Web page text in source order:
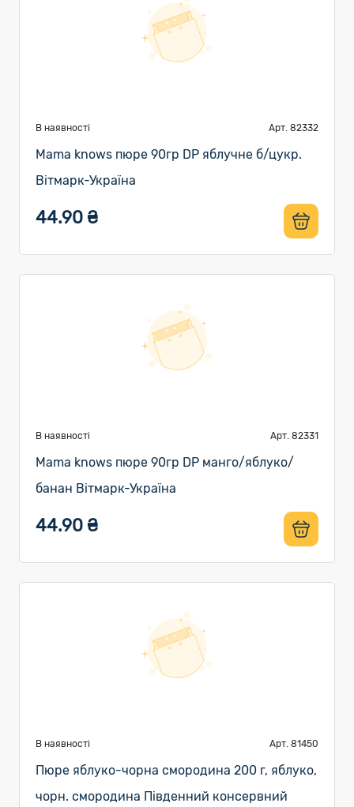
В наявності Арт. 82332
Mama knows пюре 90гр DP яблучне б/цукр.
Вітмарк-Україна
44.90 ₴
В наявності Арт. 82331
Mama knows пюре 90гр DP манго/яблуко/
банан Вітмарк-Україна
44.90 ₴
В наявності Арт. 81450
Пюре яблуко-чорна смородина 200 г, яблуко,
чорн. смородина Південний консервний